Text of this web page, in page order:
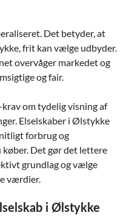
Det betyder, at
frit kan vælge udbyder.
overvåger markedet og
og fair.
om tydelig visning af
Elselskaber i Ølstykke
forbrug og
Det gør det lettere
grundlag og vælge
værdier.
i Ølstykke